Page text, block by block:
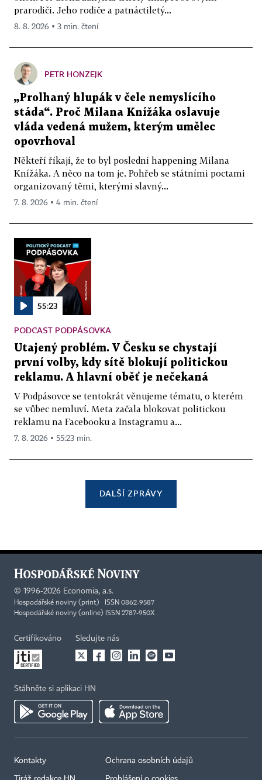
prarodiči. Jeho rodiče a patnáctiletý...
8. 8. 2026 ▪ 3 min. čtení
PETR HONZEJK
„Prolhaný hlupák v čele nemyslícího
stáda“. Proč Milana Knížáka oslavuje
vláda vedená mužem, kterým umělec
opovrhoval
Někteří říkají, že to byl poslední happening Milana
Knížáka. A něco na tom je. Pohřeb se státními poctami
organizovaný těmi, kterými slavný...
7. 8. 2026 ▪ 4 min. čtení
55:23
PODCAST PODPÁSOVKA
Utajený problém. V Česku se chystají
první volby, kdy sítě blokují politickou
reklamu. A hlavní oběť je nečekaná
V Podpásovce se tentokrát věnujeme tématu, o kterém
se vůbec nemluví. Meta začala blokovat politickou
reklamu na Facebooku a Instagramu a...
7. 8. 2026 ▪ 55:23 min.
DALŠÍ ZPRÁVY
© 1996-2026 Economia, a.s.
Hospodářské noviny (print) ISSN 0862-9587
Hospodářské noviny (online) ISSN 2787-950X
Certifikováno Sledujte nás
Stáhněte si aplikaci HN
Kontakty Ochrana osobních údajů